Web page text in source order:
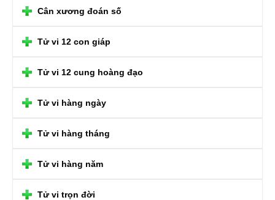
Cân xương đoán số
Tử vi 12 con giáp
Tử vi 12 cung hoàng đạo
Tử vi hàng ngày
Tử vi hàng tháng
Tử vi hàng năm
Tử vi trọn đời